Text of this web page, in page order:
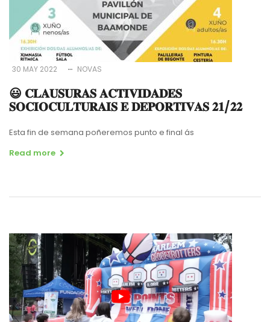
30 MAY 2022 NOVAS
😃 𝐂𝐋𝐀𝐔𝐒𝐔𝐑𝐀𝐒 𝐀𝐂𝐓𝐈𝐕𝐈𝐃𝐀𝐃𝐄𝐒
𝐒𝐎𝐂𝐈𝐎𝐂𝐔𝐋𝐓𝐔𝐑𝐀𝐈𝐒 𝐄 𝐃𝐄𝐏𝐎𝐑𝐓𝐈𝐕𝐀𝐒 𝟐𝟏/𝟐𝟐
Esta fin de semana poñeremos punto e final ás
Read more